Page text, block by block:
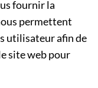
fournir la
permettent
utilisateur afin de
site web pour